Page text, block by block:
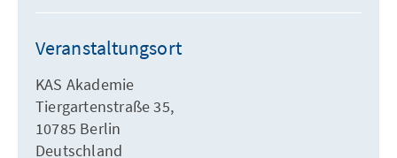
Veranstaltungsort
KAS Akademie
Tiergartenstraße 35,
10785 Berlin
Deutschland